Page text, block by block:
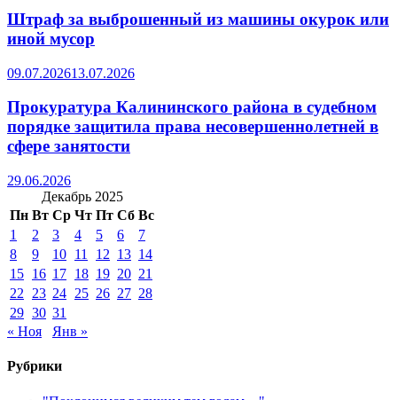
Штраф за выброшенный из машины окурок или
иной мусор
09.07.202613.07.2026
Прокуратура Калининского района в судебном
порядке защитила права несовершеннолетней в
сфере занятости
29.06.2026
Декабрь 2025
Пн Вт Ср Чт Пт Сб Вс
1
2 3 4 5 6
7
8
9 10 11 12 13 14
15 16 17 18 19 20 21
22
23 24 25 26 27 28
29 30 31
« Ноя
Янв »
Рубрики